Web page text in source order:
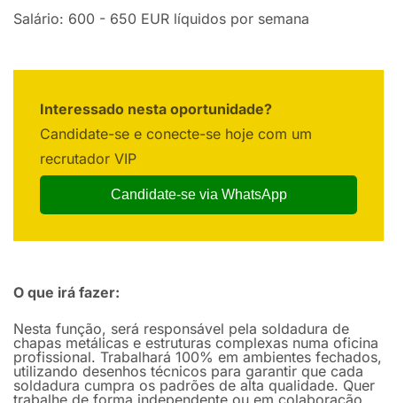
Salário: 600 - 650 EUR líquidos por semana
Interessado nesta oportunidade?
Candidate-se e conecte-se hoje com um
recrutador VIP
Candidate-se via WhatsApp
O que irá fazer:
Nesta função, será responsável pela soldadura de
chapas metálicas e estruturas complexas numa oficina
profissional. Trabalhará 100% em ambientes fechados,
utilizando desenhos técnicos para garantir que cada
soldadura cumpra os padrões de alta qualidade. Quer
trabalhe de forma independente ou em colaboração